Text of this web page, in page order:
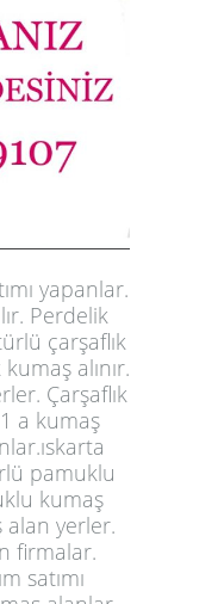
yapanlar.
Perdelik
çarşaflık
alınır.
Çarşaflık
a kumaş
pamuklu
kumaş
alan yerler.
firmalar.
satımı